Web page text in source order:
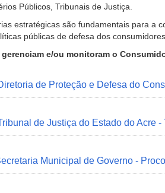
Públicos, Tribunais de Justiça.
estratégicas são fundamentais para a
públicas de defesa dos consumidores.
e/ou monitoram o
de Proteção e Defesa do
de Justiça do Estado do Acre -
Municipal de Governo -